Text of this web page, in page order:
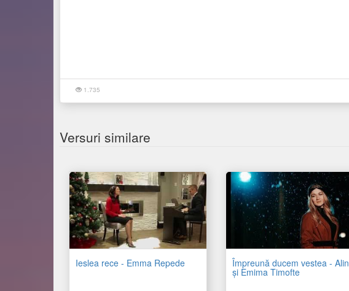
1.735
Versuri similare
Ieslea rece - Emma Repede Împreună ducem vestea - Alin
și Emima Timofte